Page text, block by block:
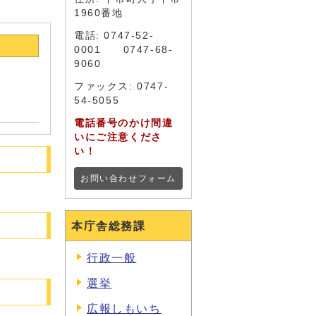
1960番地
電話: 0747-52-
0001 0747-68-
9060
ファックス: 0747-
54-5055
電話番号のかけ間違
いにご注意くださ
い！
お問い合わせフォーム
本庁舎総務課
行政一般
選挙
広報しもいち